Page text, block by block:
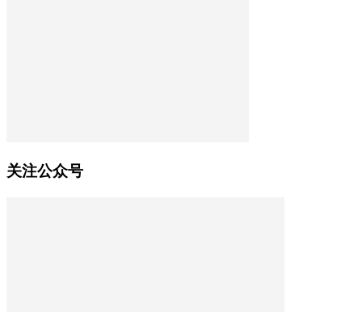
关注公众号